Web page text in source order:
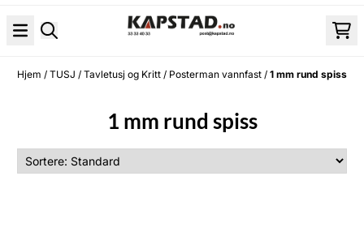
Hjem / TUSJ / Tavletusj og Kritt / Posterman vannfast / 1 mm rund spiss
1 mm rund spiss